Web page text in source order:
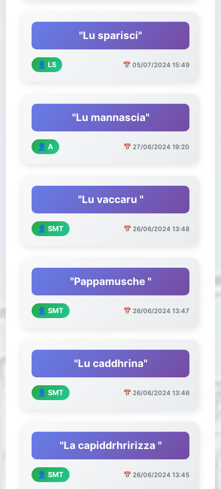
"Lu sparisci"
👤 LS 📅 05/07/2024 15:49
"Lu mannascia"
👤 A 📅 27/06/2024 19:20
"Lu vaccaru "
👤 SMT 📅 26/06/2024 13:48
"Pappamusche "
👤 SMT 📅 26/06/2024 13:47
"Lu caddhrina"
👤 SMT 📅 26/06/2024 13:46
"La capiddrhririzza "
👤 SMT 📅 26/06/2024 13:45